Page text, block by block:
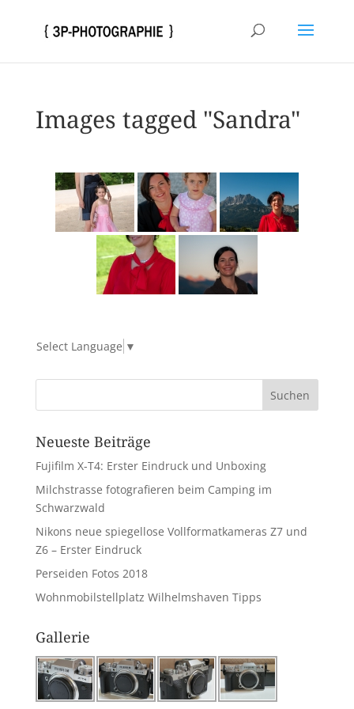
Images tagged "Sandra"
Select Language ▼
Neueste Beiträge
Fujifilm X-T4: Erster Eindruck und Unboxing
Milchstrasse fotografieren beim Camping im
Schwarzwald
Nikons neue spiegellose Vollformatkameras Z7 und
Z6 – Erster Eindruck
Perseiden Fotos 2018
Wohnmobilstellplatz Wilhelmshaven Tipps
Gallerie